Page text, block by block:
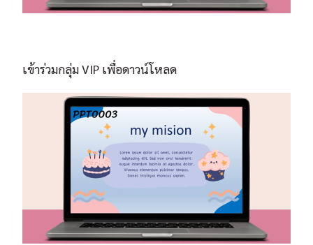
เข้าร่วมกลุ่ม VIP เพื่อดาวน์โหลด